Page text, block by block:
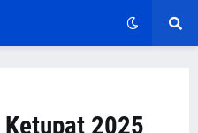
2025